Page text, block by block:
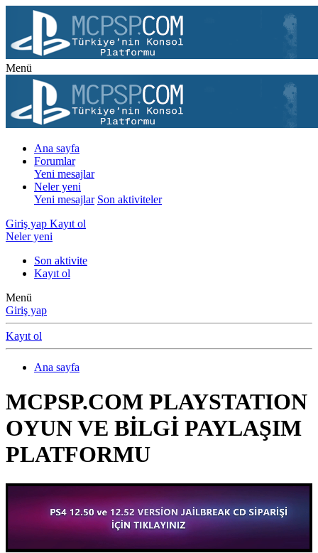
Menü
Ana sayfa
Forumlar
Yeni mesajlar
Neler yeni
Yeni mesajlar Son aktiviteler
Giriş yap Kayıt ol
Neler yeni
Son aktivite
Kayıt ol
Menü
Giriş yap
Kayıt ol
Ana sayfa
MCPSP.COM PLAYSTATION
OYUN VE BİLGİ PAYLAŞIM
PLATFORMU